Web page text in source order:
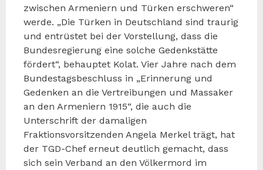
zwischen Armeniern und Türken erschweren“
werde. „Die Türken in Deutschland sind traurig
und entrüstet bei der Vorstellung, dass die
Bundesregierung eine solche Gedenkstätte
fördert“, behauptet Kolat. Vier Jahre nach dem
Bundestagsbeschluss in „Erinnerung und
Gedenken an die Vertreibungen und Massaker
an den Armeniern 1915“, die auch die
Unterschrift der damaligen
Fraktionsvorsitzenden Angela Merkel trägt, hat
der TGD-Chef erneut deutlich gemacht, dass
sich sein Verband an den Völkermord im